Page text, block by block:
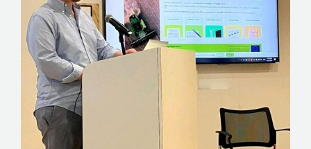
ΝΈΑ
ΕΠΙΚΟΙΝΩΝΊΑ